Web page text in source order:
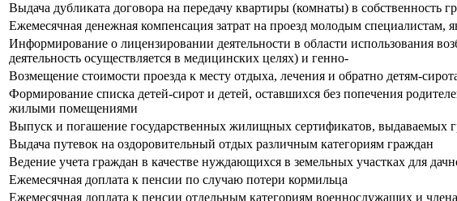
Выдача дубликата договора на передачу квартиры (комнаты) в собственность
Ежемесячная денежная компенсация затрат на проезд молодым
Информирование о лицензировании деятельности в области использования
деятельность осуществляется в медицинских целях) и генно-
Возмещение стоимости проезда к месту отдыха, лечения и обратно детям-
Формирование списка детей-сирот и детей, оставшихся без попечения
жилыми помещениями
Выпуск и погашение государственных жилищных сертификатов, выдаваемых
Выдача путевок на оздоровительный отдых различным категориям граждан
Ведение учета граждан в качестве нуждающихся в земельных участках для
Ежемесячная доплата к пенсии по случаю потери кормильца
Ежемесячная доплата к пенсии отдельным категориям военнослужащих и